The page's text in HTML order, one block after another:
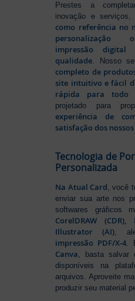
Prestes a
inovação e
como referência no
personalização
impressão
qualidade. Nosso
completo de
site intuitivo e fácil
rápida para todo
projetado para
experiência de
satisfação dos
Tecnologia de
Personalizada
Na Atual Card , você
enviar sua arte nos
softwares gráficos
CorelDRAW
Illustrator (AI) ,
impressão PDF/X-4 .
Canva , basta salvar
disponíveis na
arquivos. Aproveite
produzir seu material